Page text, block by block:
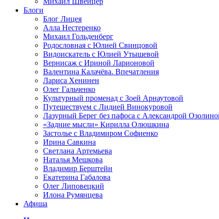
Блоги
Блог Лицея
Алла Нестеренко
Михаил Гольденберг
Родословная с Юлией Свинцовой
Видоискатель с Юлией Утышевой
Вернисаж с Ириной Ларионовой
Валентина Калачёва. Впечатления
Лариса Хенинен
Олег Гальченко
Культурный променад с Зоей Арнаутовой
Путешествуем с Лидией Винокуровой
Лазурный Берег без пафоса с Александрой
«Задние мысли» Кирилла Олюшкина
Застолье с Владимиром Софиенко
Ирина Савкина
Светлана Артемьева
Наталья Мешкова
Владимир Берштейн
Екатерина Габалова
Олег Липовецкий
Илона Румянцева
Афиша